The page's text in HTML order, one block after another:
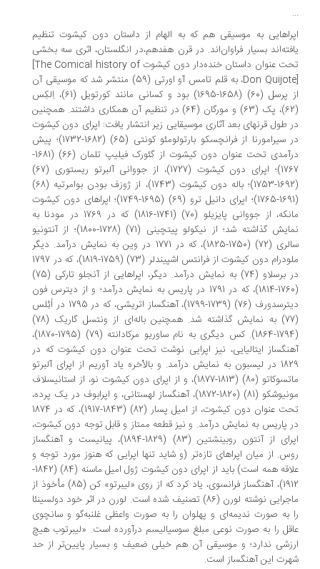
به موسیقی هم که به الهام از داستان دون کیشوت تنظیم
بسیار فراوان‌اند. در قرن هفدهم،‌در انگلستان، اثری سه بخشی
عنوان داستان خنده‌دار دون کیشوت[The Comical history of
Don
، به قلم تامس آو اورتی (59) منتشر شد که موسیقی آن
از پرسل (60) (1658-1695) بود و کسانی مانند کورتویل (61)، اِلکِس
(62)، پک (63) و مورگان (64) در تنظیم آن همکاری داشتند. همچنین
طول قرنهای بعد آثاری موسیقایی زیر انتشار یافت: اپرای دون کیشوت
در سیرامورنا از فرانچسکو بارتولومئو کونتی (65) (1682-1732)؛ پیش
درآمدی تحت عنوان دون کیشوت از گئورک فیلیپ تلمان (66) (1681-
1767)؛ اپرای دون کیشوت (1727)، از جووانی آلبرتو ریستوری (67)
(1692-1753)؛ باله دون کیشوت (1743)، از ژوزف بودن بوامرتیه (68)
(1691-1765)؛ اپرای دانیل ترو (69) (1695-1749)؛ اپراهای دون کیشوت
مانکه، از جووانی پایزیلو (70) (1741-1816) که در 1769 در مودنا به
نمایش گذاشته شد؛ از نیکولو پیتچینی (71) (1728-1800)؛ از آنتونیو
سالری (72) (1750-1825)، که در 1771 در وین به نمایش درآمد. دیگر
ملودرام دون کیشوت از فرانتس اشپیندلر (73) (1759-1819)، که در 1797
در برسلاو (74) به نمایش درآمد. دیگر، اپراهایی از آنجلو تارکی (75)
(1760-1814)، که در 1791 در پاریس به نمایش درآمد؛ و از دیترس فون
دیترسدورف (76) (1739-1799)، آهنگساز اتریشی، که در 1795 در اُئِلس
(77) به نمایش گذاشته شد. همچنین باله‌ای از ونتسل گاریک (78)
(1794-1864). کس دیگری به نام ساوریو مرکادانته (79) (1795-1870)،
ایتالیایی، نیز اپرایی نوشت تحت عنوان دون کیشوت که در
1829 در لیسبون به نمایش درآمد. و بالأخره یاد آوریم از اپرای آلبرتو
ماتسوکاتو (80) (1813-1877)، و از اپرای دون کیشوت نو، از استانیسلاف
مونیوشکو (81) (1820-1872)، آهنگساز لهستانی، و اپرابوف در یک پرده،
تحت عنوان دون کیشوت، از امیل پسار (82) (1843-1917)، که در 1874
پاریس به نمایش درآمد. و نیز قطعه ممتاز و قابل توجه دون کیشوت،
اپرای از آنتون روبینشتین (83) (1829-1894)، پیانیست و آهنگساز
از میان اپراهای تازه‌تر (و شاید تنها اپرایی که هنوز مورد توجه و
علاقه همه است) باید از اپرای دون کیشوت ژول امیل ماسنه (84) (1842-
1912)، آهنگساز فرانسوی، یاد کرد که از روی «لیبرتو» کن (85) مأخوذ از
ماجرایی نوشته لورن (86) تصنیف شده است. لورن در اثر خود دولسینئا
به صورت ندیمه‌ای و پهلوان را به صورت واعظی غلنبه‌گو و سانچوی
را به صورت نوعی مبلغ سوسیالیسم درآورده است. «لیبرتوب هیچ
ندارد؛ و موسیقی آن هم خیلی ضعیف و بسیار پایین‌تر از حد
این آهنگساز است.